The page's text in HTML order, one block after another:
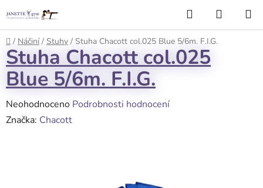
na
obsah
Hledat
KOŠÍK
Domů
/ Náčiní / Stuhy / Stuha Chacott col.025 Blue 5/6m. F.I.G.
Stuha Chacott col.025
Blue 5/6m. F.I.G.
Průměrné
hodnocení
Neohodnoceno Podrobnosti hodnocení
Značka: Chacott